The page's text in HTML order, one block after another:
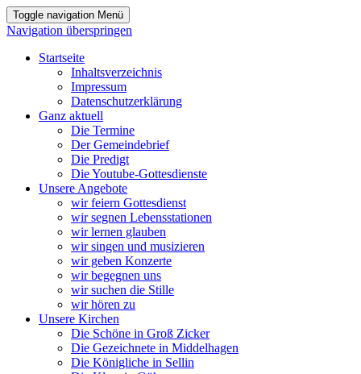
Toggle navigation Menü
Navigation überspringen
Startseite
Inhaltsverzeichnis
Impressum
Datenschutzerklärung
Ganz aktuell
Die Termine
Der Gemeindebrief
Die Predigt
Die Youtube-Gottesdienste
Unsere Angebote
wir feiern Gottesdienst
wir segnen Lebensstationen
wir lernen glauben
wir singen und musizieren
wir geben Konzerte
wir begegnen uns
wir suchen die Stille
wir hören zu
Unsere Kirchen
Die Schöne in Groß Zicker
Die Gezeichnete in Middelhagen
Die Königliche in Sellin